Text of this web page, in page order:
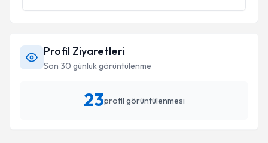
Profil Ziyaretleri
Son 30 günlük görüntülenme
23profil görüntülenmesi